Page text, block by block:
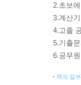
2.초보
3.계산
4.고졸
5.기출
6.공무
책의 일